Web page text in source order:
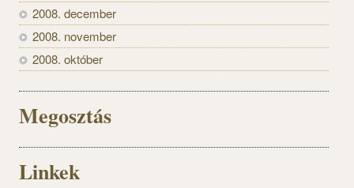
2008. december
2008. november
2008. október
Megosztás
Linkek